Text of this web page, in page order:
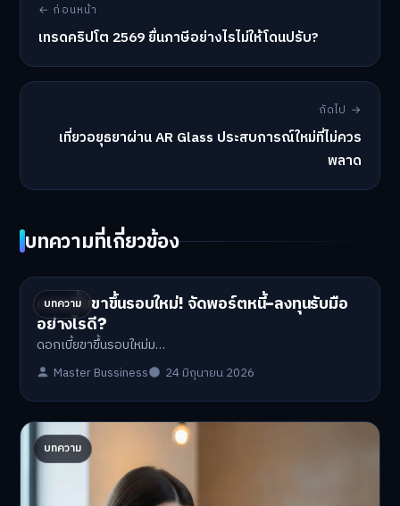
← ก่อนหน้า
เทรดคริปโต 2569 ยื่นภาษีอย่างไรไม่ให้โดนปรับ?
ถัดไป →
เที่ยวอยุธยาผ่าน AR Glass ประสบการณ์ใหม่ที่ไม่ควร
พลาด
บทความที่เกี่ยวข้อง
บทความ
ดอกเบี้ยขาขึ้นรอบใหม่! จัดพอร์ตหนี้-ลงทุนรับมือ
อย่างไรดี?
ดอกเบี้ยขาขึ้นรอบใหม่ม…
Master Bussiness 24 มิถุนายน 2026
บทความ
ปรับพอร์ตรับ ‘เงินดิจิทัล 2.0’ จัดสรรงบอย่างไรไม่
ให้พัง
'เงินดิจิทัล 2.0' มาแล…